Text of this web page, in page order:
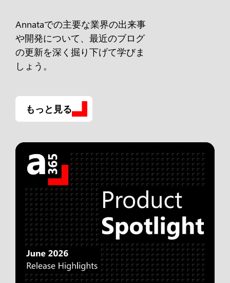
Annataでの主要な業界の出来事
や開発について、最近のブログ
の更新を深く掘り下げて学びま
しょう。
もっと見る